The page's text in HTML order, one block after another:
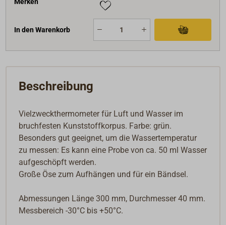
In den Warenkorb
Beschreibung
Vielzweckthermometer für Luft und Wasser im
bruchfesten Kunststoffkorpus. Farbe: grün.
Besonders gut geeignet, um die Wassertemperatur
zu messen: Es kann eine Probe von ca. 50 ml Wasser
aufgeschöpft werden.
Große Öse zum Aufhängen und für ein Bändsel.
Abmessungen Länge 300 mm, Durchmesser 40 mm.
Messbereich -30°C bis +50°C.